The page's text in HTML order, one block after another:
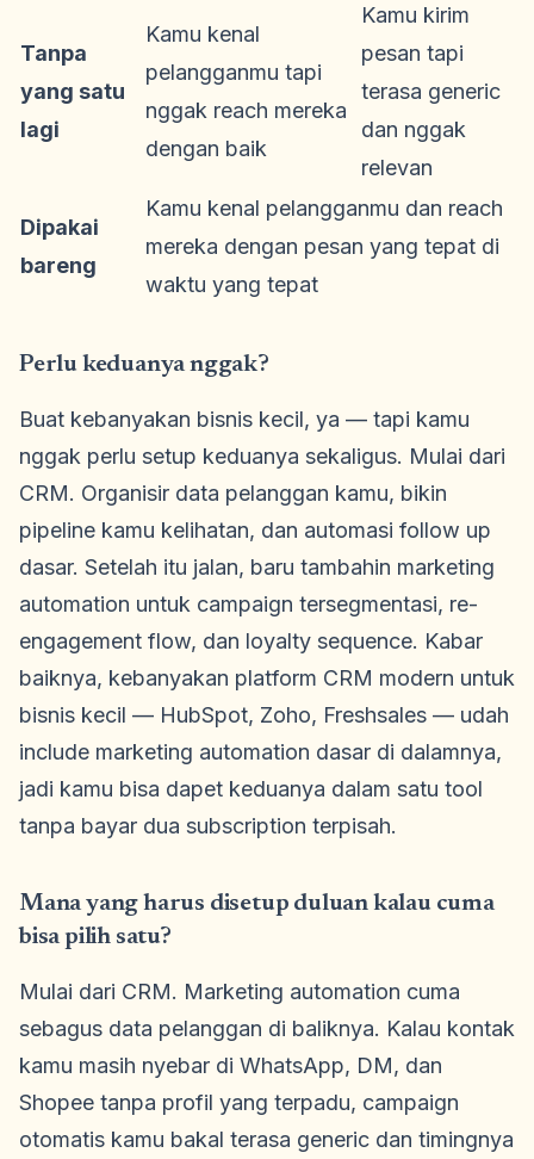
Tanpa
yang satu
lagi
Kamu kenal
pelangganmu tapi
nggak reach mereka
dengan baik
Kamu kirim
pesan tapi
terasa generic
dan nggak
relevan
Dipakai
bareng
Kamu kenal pelangganmu dan reach
mereka dengan pesan yang tepat di
waktu yang tepat
Perlu keduanya nggak?
Buat kebanyakan bisnis kecil, ya — tapi kamu
nggak perlu setup keduanya sekaligus. Mulai dari
CRM. Organisir data pelanggan kamu, bikin
pipeline kamu kelihatan, dan automasi follow up
dasar. Setelah itu jalan, baru tambahin marketing
automation untuk campaign tersegmentasi, re-
engagement flow, dan loyalty sequence. Kabar
baiknya, kebanyakan platform CRM modern untuk
bisnis kecil — HubSpot, Zoho, Freshsales — udah
include marketing automation dasar di dalamnya,
jadi kamu bisa dapet keduanya dalam satu tool
tanpa bayar dua subscription terpisah.
Mana yang harus disetup duluan kalau cuma
bisa pilih satu?
Mulai dari CRM. Marketing automation cuma
sebagus data pelanggan di baliknya. Kalau kontak
kamu masih nyebar di WhatsApp, DM, dan
Shopee tanpa profil yang terpadu, campaign
otomatis kamu bakal terasa generic dan timingnya